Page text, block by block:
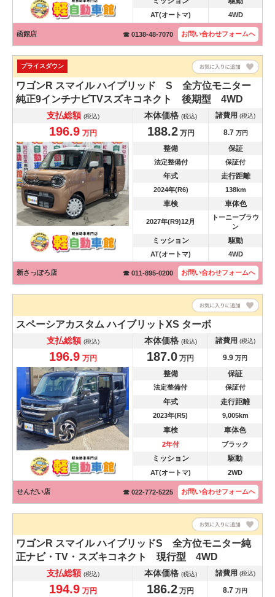
AT(オートマ) 4WD
函館店 ☎ 0138-48-7070 お問い合わせフォームへ
プライスダウン
ワゴンR スマイルハイブリッド S 全方位モニター
純正9インチナビTVスズキコネクト 後期型 4WD
支払総額 (税込) 本体価格 (税込) 諸費用 (税込)
196.9 万円 188.2万円 8.7 万円
整備 保証
法定整備付 保証付
年式 走行距離
2024年(R6) 138km
車検 車体色
2027年(R9)12月
トーニーブラウ
ン
ミッション 駆動
AT(オートマ) 4WD
新さっぽろ店 ☎ 011-895-0200 お問い合わせフォームへ
スペーシアカスタムハイブリットXS ターボ
支払総額 (税込) 本体価格 (税込) 諸費用 (税込)
196.9 万円 187.0 万円 9.9 万円
整備 保証
法定整備付 保証付
年式 走行距離
2023年(R5) 9,005km
車検 車体色
2年付 ブラック
ミッション 駆動
AT(オートマ) 2WD
せんだい店 ☎ 022-772-5225 お問い合わせフォームへ
ワゴンR スマイルハイブリッドS 全方位モニター純
正ナビ・TV・スズキコネクト 現行型 4WD
支払総額 (税込) 本体価格 (税込) 諸費用 (税込)
194.9 万円 186.2 万円 8.7 万円